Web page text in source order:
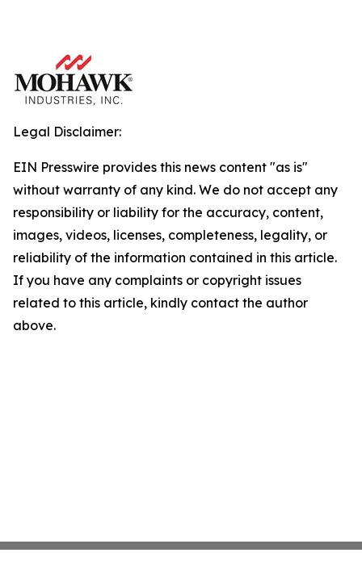
Legal Disclaimer:
EIN Presswire provides this news content "as is"
without warranty of any kind. We do not accept any
responsibility or liability for the accuracy, content,
images, videos, licenses, completeness, legality, or
reliability of the information contained in this article.
If you have any complaints or copyright issues
related to this article, kindly contact the author
above.